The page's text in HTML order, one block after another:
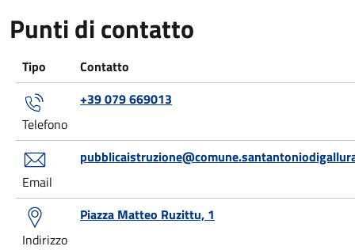
Punti di contatto
Tipo Contatto
Telefono
+39 079 669013
Email
Indirizzo
Piazza Matteo Ruzittu, 1